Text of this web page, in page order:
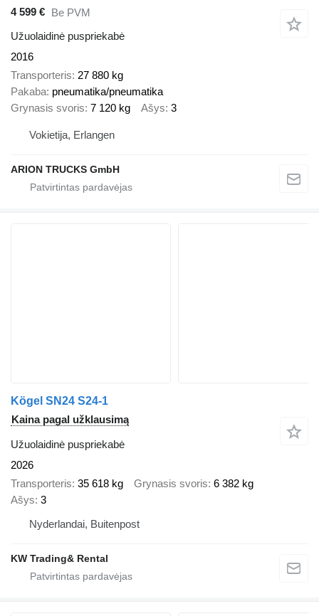
4 599 € Be PVM
Užuolaidinė puspriekabė
2016
Transporteris 27 880 kg
Pakaba pneumatika/pneumatika
Grynasis svoris 7 120 kg Ašys 3
Vokietija, Erlangen
ARION TRUCKS GmbH
Kögel SN24 S24-1
Kaina pagal užklausimą
Užuolaidinė puspriekabė
2026
Transporteris 35 618 kg Grynasis svoris 6 382 kg
Ašys 3
Nyderlandai, Buitenpost
KW Trading& Rental